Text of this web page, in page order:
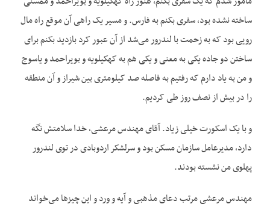
ساخته نشده بود، سفری بکنم به فارس. و مسیر یک راهی آن موقع راه مال
رویی بود که به زحمت با لندرور می‌شد از آن عبور کرد بازدید بکنم برای
ساختن دو جاده یکی به معنی و یکی هم به کهکیلویه و بویراحمد و یاسوج
و من به یاد دارم که رفتیم به فاصله صد کیلومتری بین شیراز و آن منطقه
را در بیش از نصف روز طی کردیم.
و با یک اسکورت خیلی زیاد. آقای مهندس مرعشی، خدا سلامتش نگه
دارد، مدیرعامل سازمان مسکن بود و سرلشکر اردوبادی در توی لندرور
پهلوی من نشسته بودند.
مهندس مرعشی مرتب دعای مذهبی و آیه و ورد و این چیزها می‌خواند